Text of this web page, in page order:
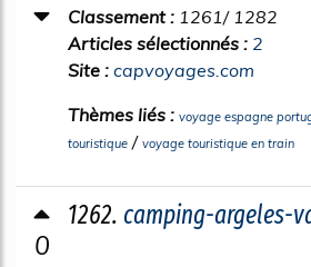
Classement : 1261/ 1282
Articles sélectionnés : 2
Site : capvoyages.com
Thèmes liés : voyage espagne
touristique / voyage touristique en train
0
1262. camping-argeles-